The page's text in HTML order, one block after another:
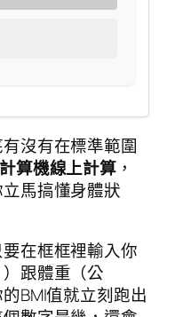
沒有在標準範圍
算機線上計算 ，
馬搞懂身體狀
在框框裡輸入你
跟體重（公
BMI值就立刻跑出